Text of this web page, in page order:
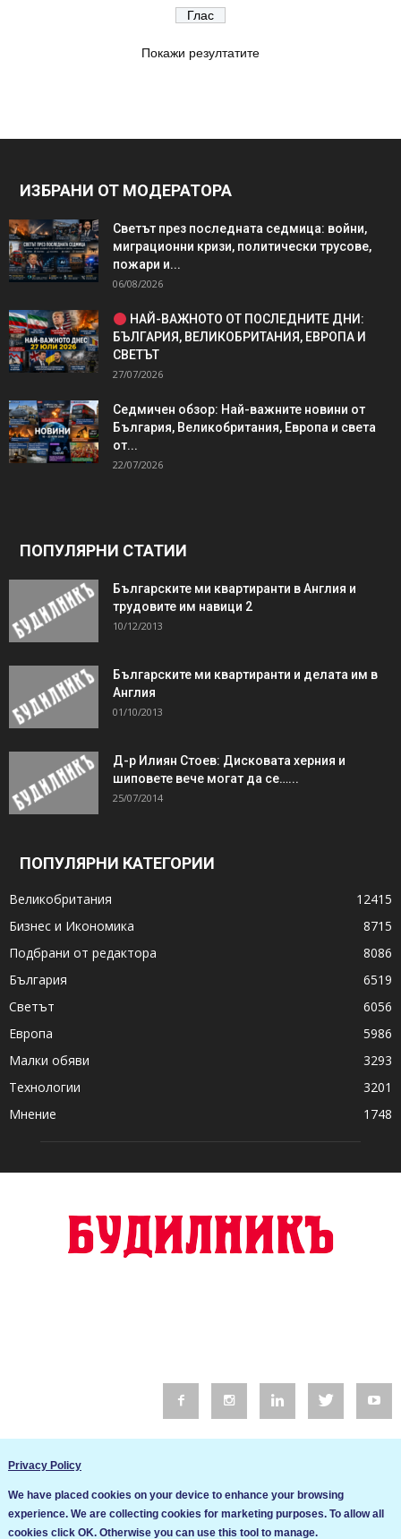
Покажи резултатите
ИЗБРАНИ ОТ МОДЕРАТОРА
Светът през последната седмица: войни,
миграционни кризи, политически трусове,
пожари и...
06/08/2026
НАЙ-ВАЖНОТО ОТ ПОСЛЕДНИТЕ ДНИ:
БЪЛГАРИЯ, ВЕЛИКОБРИТАНИЯ, ЕВРОПА И
СВЕТЪТ
27/07/2026
Седмичен обзор: Най-важните новини от
България, Великобритания, Европа и света
от...
22/07/2026
ПОПУЛЯРНИ СТАТИИ
Българските ми квартиранти в Англия и
трудовите им навици 2
10/12/2013
Българските ми квартиранти и делата им в
Англия
01/10/2013
Д-р Илиян Стоев: Дисковата херния и
шиповете вече могат да се…...
25/07/2014
ПОПУЛЯРНИ КАТЕГОРИИ
Великобритания
12415
Бизнес и Икономика
8715
Подбрани от редактора
8086
България
6519
Светът
6056
Европа
5986
Малки обяви
3293
Технологии
3201
Мнение
1748
Общи условия
Privacy Policy
We have placed cookies on your device to enhance your browsing
experience. We are collecting cookies for marketing purposes. To allow all
cookies click OK. Otherwise you can use this tool to manage.
Ние използваме бисквитки за да подобрим услугите си. Ако